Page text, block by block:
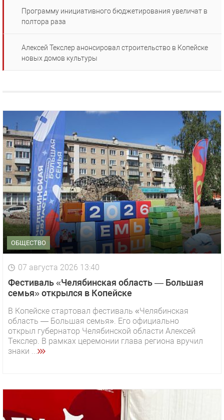
Программу инициативного бюджетирования увеличат в
полтора раза
Алексей Текслер анонсировал строительство в Копейске
новых домов культуры
ОБЩЕСТВО
07 августа 2026 13:40
Фестиваль «Челябинская область — Большая
семья» открылся в Копейске
В Копейске стартовал фестиваль «Челябинская
область — Большая семья». Его официально
открыл губернатор Челябинской области Алексей
Текслер. В рамках церемонии глава региона вручил
знаки ...